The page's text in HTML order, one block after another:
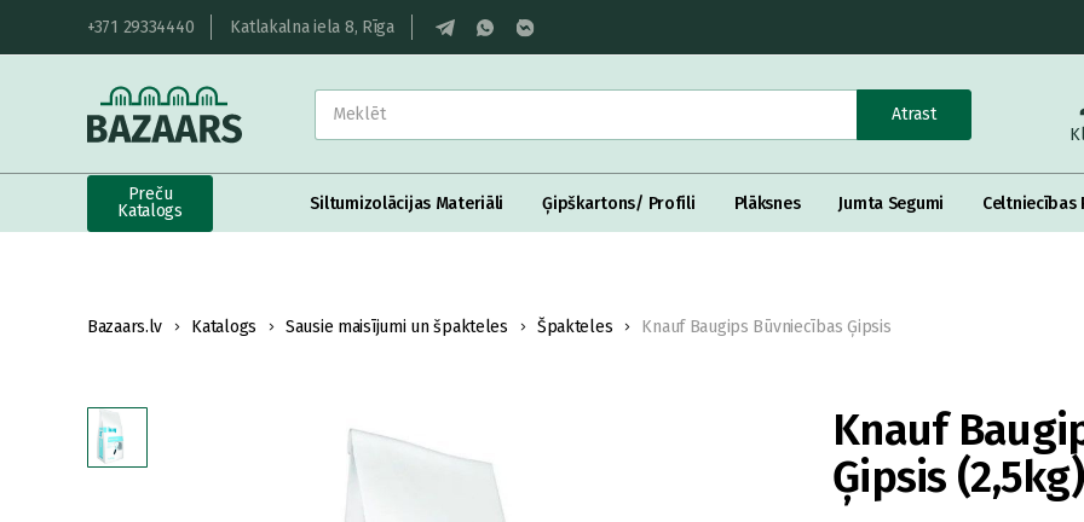
+371 29334440 Katlakalna iela 8, Rīga
Atrast
Preču
Katalogs
Siltumizolācijas Materiāli Ģipškartons/ Profili Plāksnes Jumta Segumi Celtniecības
Bazaars.lv Katalogs Sausie maisījumi un špakteles Špakteles Knauf Baugips Būvniecības Ģipsis
Knauf
Ģipsis (2,5kg)